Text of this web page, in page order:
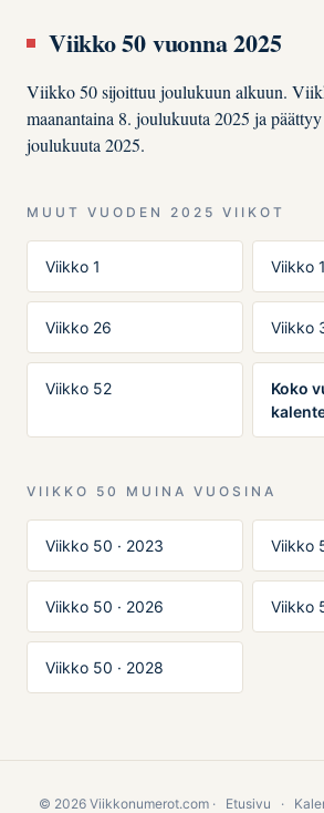
Viikko 50 vuonna 2025
Viikko 50 sijoittuu joulukuun alkuun.
maanantaina 8. joulukuuta 2025 ja
joulukuuta 2025.
MUUT VUODEN 2025 VIIKOT
Viikko 1 Viikko
Viikko 26 Viikko
Viikko 52
Koko
VIIKKO 50 MUINA VUOSINA
Viikko 50 · 2023 Viikko
Viikko 50 · 2026 Viikko
Viikko 50 · 2028
© 2026 Viikkonumerot.com · Etusivu ·